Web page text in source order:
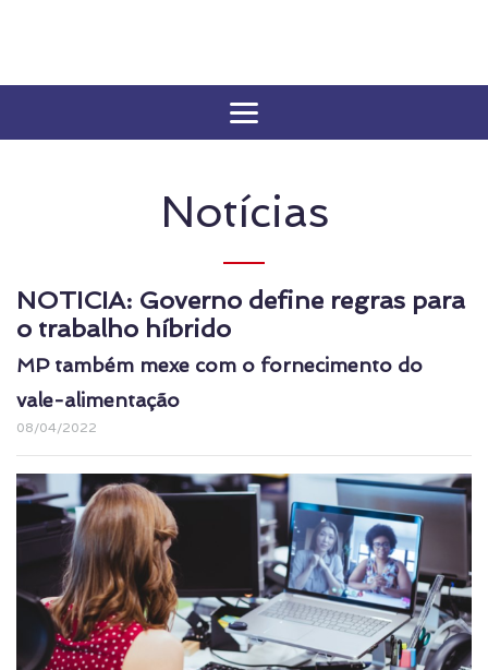
Notícias
NOTICIA: Governo define regras para
o trabalho híbrido
MP também mexe com o fornecimento do
vale-alimentação
08/04/2022